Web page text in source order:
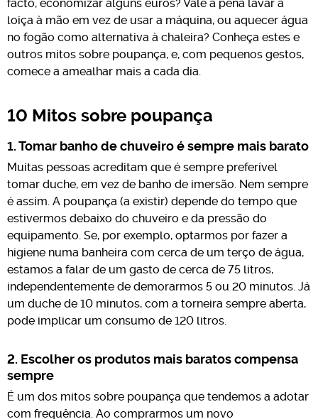
facto, economizar alguns euros? Vale a pena lavar a
loiça à mão em vez de usar a máquina, ou aquecer água
no fogão como alternativa à chaleira? Conheça estes e
outros mitos sobre poupança, e, com pequenos gestos,
comece a amealhar mais a cada dia.
10 Mitos sobre poupança
1. Tomar banho de chuveiro é sempre mais barato
Muitas pessoas acreditam que é sempre preferível
tomar duche, em vez de banho de imersão. Nem sempre
é assim. A poupança (a existir) depende do tempo que
estivermos debaixo do chuveiro e da pressão do
equipamento. Se, por exemplo, optarmos por fazer a
higiene numa banheira com cerca de um terço de água,
estamos a falar de um gasto de cerca de 75 litros,
independentemente de demorarmos 5 ou 20 minutos. Já
um duche de 10 minutos, com a torneira sempre aberta,
pode implicar um consumo de 120 litros.
2. Escolher os produtos mais baratos compensa
sempre
É um dos mitos sobre poupança que tendemos a adotar
com frequência. Ao comprarmos um novo